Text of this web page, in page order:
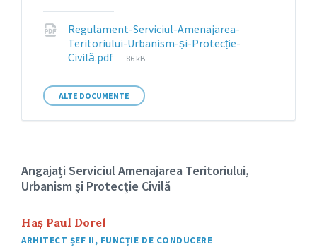
Regulament-Serviciul-Amenajarea-
Teritoriului-Urbanism-și-Protecție-
Civilă.pdf
File
86 kB
ALTE DOCUMENTE
Angajați Serviciul Amenajarea Teritoriului,
Urbanism și Protecție Civilă
Haș Paul Dorel
ARHITECT ȘEF II, FUNCȚIE DE CONDUCERE